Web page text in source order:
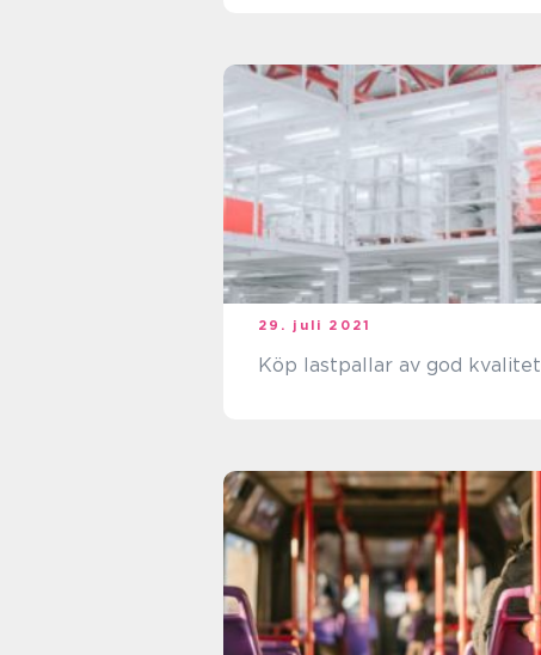
29. juli 2021
Köp lastpallar av god kvalitet